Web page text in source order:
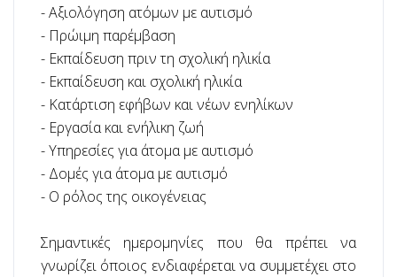
-Αξιολόγηση ατόμων με αυτισμό
- Πρώιμη παρέμβαση
- Εκπαίδευση πριν τη σχολική ηλικία
- Εκπαίδευση και σχολική ηλικία
- Κατάρτιση εφήβων και νέων ενηλίκων
- Εργασία και ενήλικη ζωή
-Υπηρεσίες για άτομα με αυτισμό
- Δομές για άτομα με αυτισμό
- Ο ρόλος της οικογένειας
Σημαντικές ημερομηνίες που θα πρέπει να
γνωρίζει όποιος ενδιαφέρεται να συμμετέχει στο